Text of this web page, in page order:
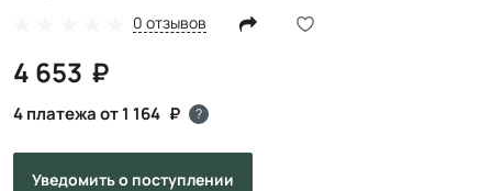
0 отзывов
4 653
4 платежа от 1 164 ?
Уведомитьо поступлении